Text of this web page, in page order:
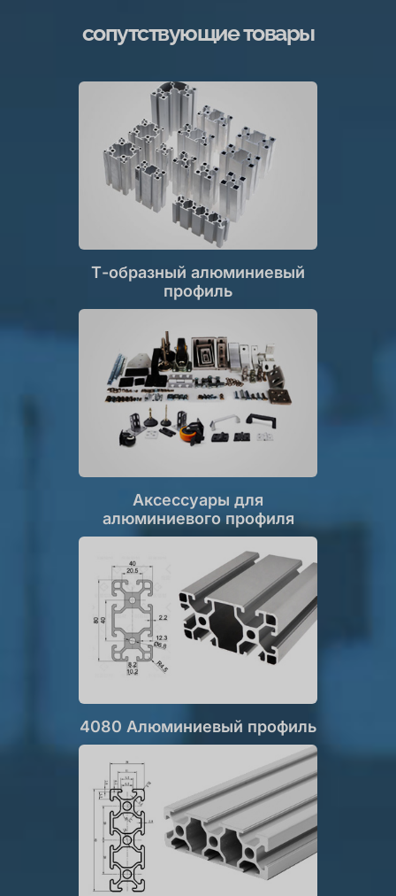
сопутствующие товары
Т-образный алюминиевый
профиль
Аксессуары для
алюминиевого профиля
4080 Алюминиевый профиль